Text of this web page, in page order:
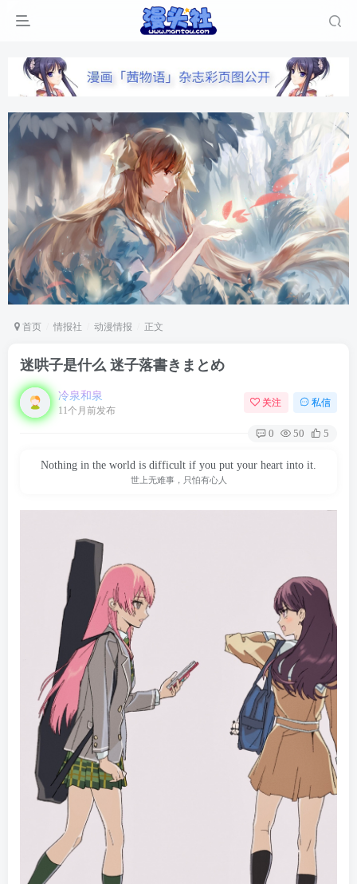
首页 情报社 动漫情报 正文
迷哄子是什么 迷子落書きまとめ
冷泉和泉
11个月前发布
关注 私信
0 50 5
Nothing in the world is difficult if you put your heart into it.
世上无难事，只怕有心人